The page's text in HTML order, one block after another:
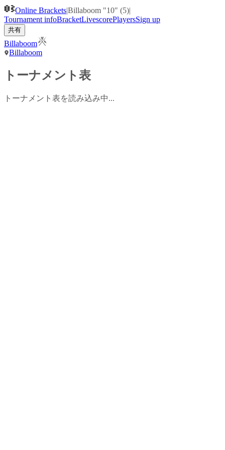
Online Brackets|Billaboom "10" (5)|
Tournament infoBracketLivescorePlayersSign up
共有
Billaboom
Billaboom
トーナメント表
トーナメント表を読み込み中...